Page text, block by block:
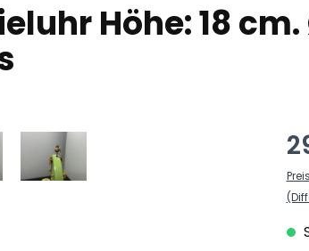
Höhe: 18 cm.